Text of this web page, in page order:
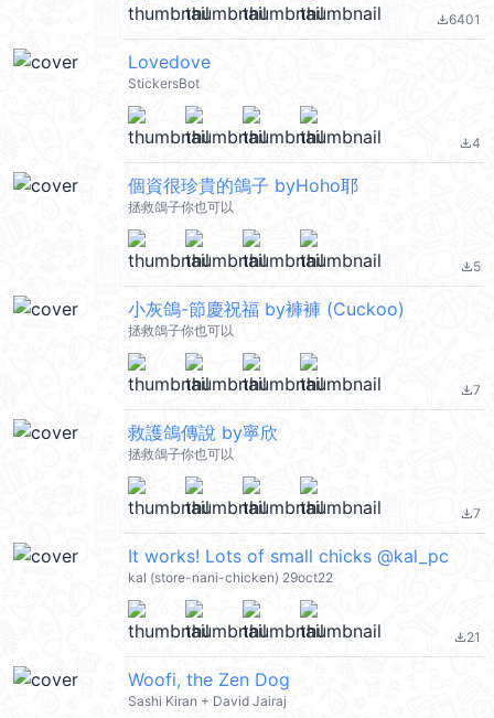
file_download6401
Lovedove
StickersBot
file_download4
個資很珍貴的鴿子 byHoho耶
拯救鴿子你也可以
file_download5
小灰鴿-節慶祝福 by褲褲 (Cuckoo)
拯救鴿子你也可以
file_download7
救護鴿傳說 by寧欣
拯救鴿子你也可以
file_download7
It works! Lots of small chicks @kal_pc
kal (store-nani-chicken) 29oct22
file_download21
Woofi, the Zen Dog
Sashi Kiran + David Jairaj